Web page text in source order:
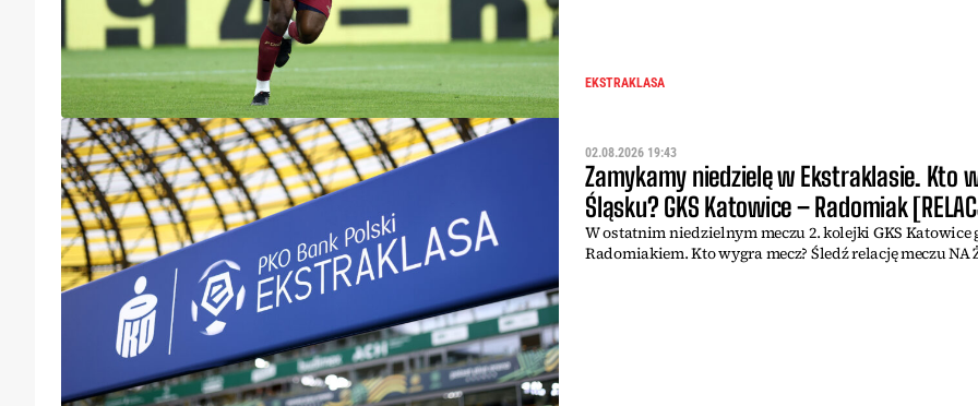
EKSTRAKLASA
02.08.2026 19:43
Zamykamy niedzielę w Ekstraklasie. Kto
Śląsku? GKS Katowice – Radomiak
W ostatnim niedzielnym meczu 2. kolejki GKS Katowice
Radomiakiem. Kto wygra mecz? Śledź relację meczu NA